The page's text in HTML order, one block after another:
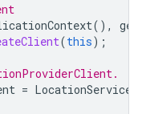
(),
(this);
= LocationServices